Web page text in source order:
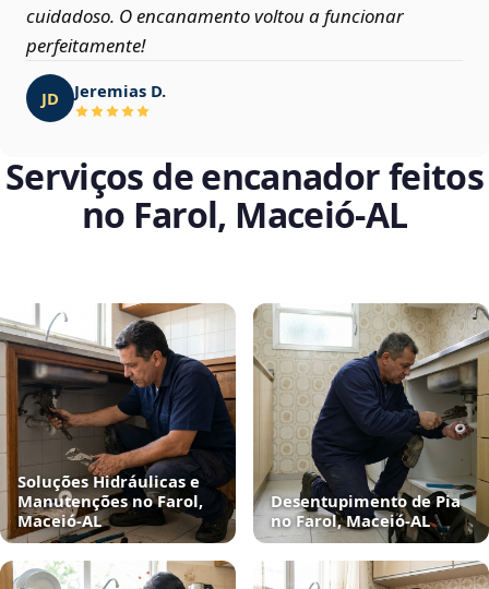
cuidadoso. O encanamento voltou a funcionar
perfeitamente!
JD Jeremias D.
Serviços de encanador feitos
no Farol, Maceió‑AL
Soluções Hidráulicas e
Manutenções no Farol,
Maceió‑AL
Desentupimento de Pia
no Farol, Maceió‑AL